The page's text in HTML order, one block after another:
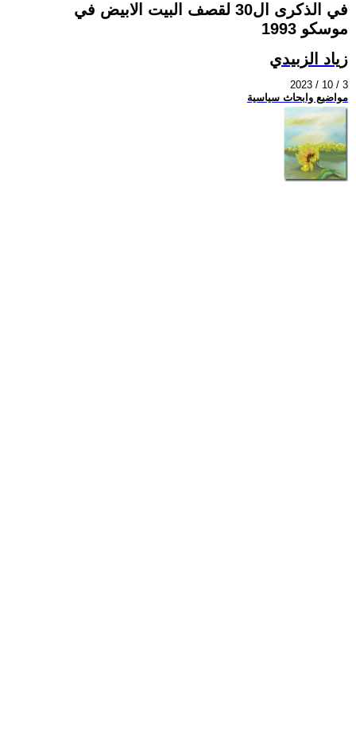
في الذكرى ال30 لقصف البيت الابيض في
موسكو 1993
زياد الزبيدي
2023 / 10 / 3
مواضيع وابحاث سياسية